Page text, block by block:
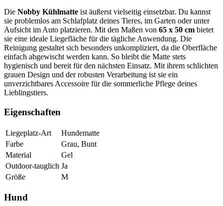
Die Nobby Kühlmatte ist äußerst vielseitig einsetzbar. Du kannst
sie problemlos am Schlafplatz deines Tieres, im Garten oder unter
Aufsicht im Auto platzieren. Mit den Maßen von 65 x 50 cm bietet
sie eine ideale Liegefläche für die tägliche Anwendung. Die
Reinigung gestaltet sich besonders unkompliziert, da die Oberfläche
einfach abgewischt werden kann. So bleibt die Matte stets
hygienisch und bereit für den nächsten Einsatz. Mit ihrem schlichten
grauen Design und der robusten Verarbeitung ist sie ein
unverzichtbares Accessoire für die sommerliche Pflege deines
Lieblingstiers.
Eigenschaften
Liegeplatz-Art
Hundematte
Farbe
Grau, Bunt
Material
Gel
Outdoor-tauglich Ja
Größe
M
Hund